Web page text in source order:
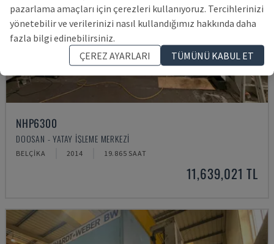
NHP6300
DOOSAN - YATAY İŞLEME MERKEZI
BELÇIKA 2014 19.865 SAAT
11,639,021 TL
pazarlama amaçları için çerezleri kullanıyoruz. Tercihlerinizi
yönetebilir ve verilerinizi nasıl kullandığımız hakkında daha
fazla bilgi edinebilirsiniz.
ÇEREZ AYARLARI
TÜMÜNÜ KABUL ET